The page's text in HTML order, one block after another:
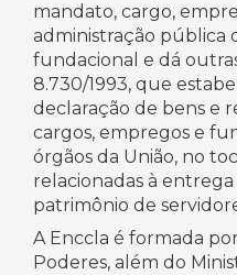
mandato, cargo,
administração pública
fundacional e dá
8.730/1993, que
declaração de bens e
cargos, empregos e
órgãos da União, no
relacionadas à
patrimônio de
A Enccla é formada
Poderes, além do